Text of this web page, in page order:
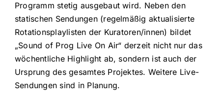
Programm stetig ausgebaut wird. Neben den
statischen Sendungen (regelmäßig aktualisierte
Rotationsplaylisten der Kuratoren/innen) bildet
„Sound of Prog Live On Air“ derzeit nicht nur das
wöchentliche Highlight ab, sondern ist auch der
Ursprung des gesamtes Projektes. Weitere Live-
Sendungen sind in Planung.